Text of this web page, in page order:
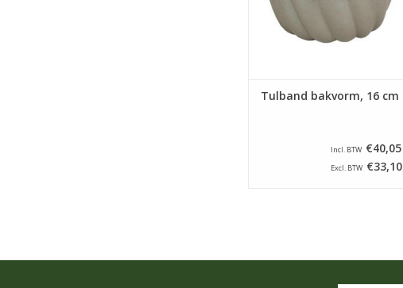
nu en dan heel lichtjes, wel te
TOEVOEGEN AAN WINKELWAGEN
Tulband bakvorm, 16 cm
Incl. BTW €40,05
Excl. BTW €33,10